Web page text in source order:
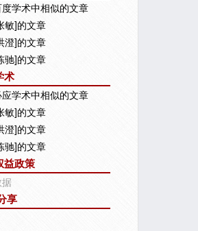
学术中相似的文章
敏]的文章
澄]的文章
驰]的文章
术
应学术中相似的文章
敏]的文章
澄]的文章
驰]的文章
益政策
享